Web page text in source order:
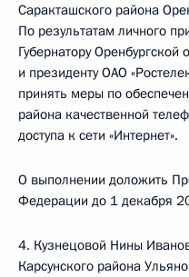
Саракташского района
По результатам личного
Губернатору
и президенту ОАО
принять меры по
района качественной
доступа к сети «Интернет».
О выполнении доложить
Федерации до 1 декабря
4. Кузнецовой Нины
Карсунского района